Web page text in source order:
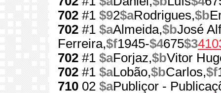
702 #1 $92$aRodrigues,$b
702 #1 $aAlmeida,$bJosé
Ferreira,$f1945-$4675$3
702 #1 $aForjaz,$bVitor
702 #1 $aLobão,$bCarlos,$f
710 02 $aPubliçor -